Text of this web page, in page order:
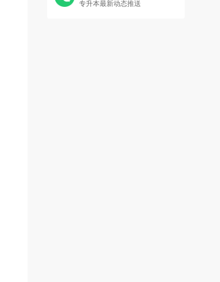
专升本最新动态推送